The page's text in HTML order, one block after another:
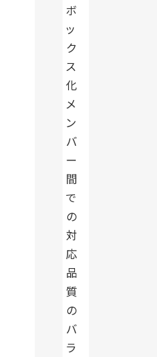
ボ
ッ
ク
ス
化
メ
ン
バ
ー
間
で
の
対
応
品
質
の
バ
ラ